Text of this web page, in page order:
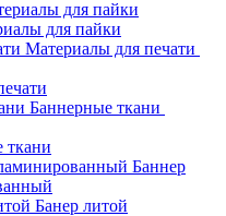
для пайки
Материалы для печати
Баннерные ткани
ткани
Баннер
Банер литой